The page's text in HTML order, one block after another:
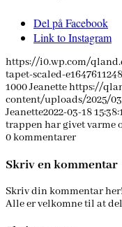
Del på Facebook
Link to Instagram
https://i0.wp.com/
tapet-scaled-
1000Jeanettehttps://
content/uploads/2025/
Jeanette2022-03-18
trappen har givet varme
0kommentarer
Skriv en kommentar
Skriv din kommentar her!
Alle er velkomne til at